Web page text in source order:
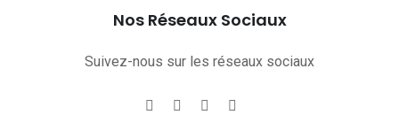
Nos Réseaux Sociaux
Suivez-nous sur les réseaux sociaux